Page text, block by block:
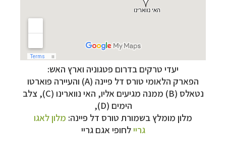
יעדי טרקים בדרום פטגוניה וארץ האש:
הפארק הלאומי
טורס דל פיינה (A) והעיירה פוארטו
נטאלס (B) ממנה מגיעים אליו,
האי נווארינו (C), צלב
הימים (D),
מלון מומלץ בשמורת טורס דל פיינה: מלון לאגו
גריילחופי אגם גריי